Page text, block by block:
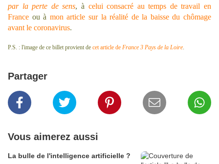
par la perte de sens, à celui consacré au temps de travail en
France ou à mon article sur la réalité de la baisse du chômage
avant le coronavirus.
P.S. : l'image de ce billet provient de cet article de France 3 Pays de la Loire.
Partager
Vous aimerez aussi
La bulle de l'intelligence artificielle ?